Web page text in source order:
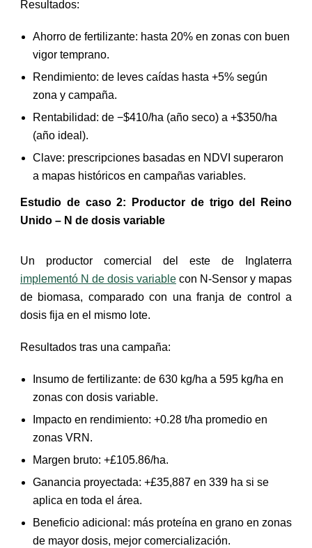
Resultados:
Ahorro de fertilizante: hasta 20% en zonas con buen
vigor temprano.
Rendimiento: de leves caídas hasta +5% según
zona y campaña.
Rentabilidad: de −$410/ha (año seco) a +$350/ha
(año ideal).
Clave: prescripciones basadas en NDVI superaron
a mapas históricos en campañas variables.
Estudio de caso 2: Productor de trigo del Reino
Unido – N de dosis variable
Un productor comercial del este de Inglaterra
implementó N de dosis variable con N-Sensor y mapas
de biomasa, comparado con una franja de control a
dosis fija en el mismo lote.
Resultados tras una campaña:
Insumo de fertilizante: de 630 kg/ha a 595 kg/ha en
zonas con dosis variable.
Impacto en rendimiento: +0.28 t/ha promedio en
zonas VRN.
Margen bruto: +£105.86/ha.
Ganancia proyectada: +£35,887 en 339 ha si se
aplica en toda el área.
Beneficio adicional: más proteína en grano en zonas
de mayor dosis, mejor comercialización.